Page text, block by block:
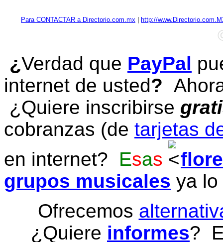
Para CONTACTAR a Directorio.com.mx http://
¿Verdad que PayPal
internet de usted?
¿Quiere inscribirse
cobranzas (de tarjetas
en internet? Esas
grupos musicales ya
Ofrecemos
¿Quiere informes?